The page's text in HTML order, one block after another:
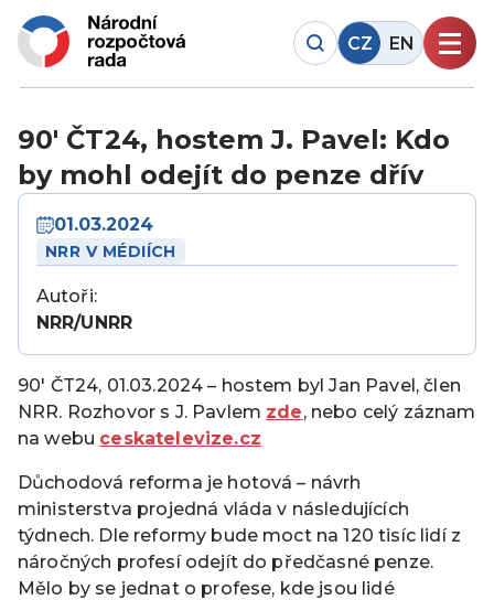
CZ EN
90′ ČT24, hostem J. Pavel: Kdo
by mohl odejít do penze dřív
01.03.2024
NRR V MÉDIÍCH
Autoři:
NRR/UNRR
90′ ČT24, 01.03.2024 – hostem byl Jan Pavel, člen
NRR. Rozhovor s J. Pavlem zde, nebo celý záznam
na webu ceskatelevize.cz
Důchodová reforma je hotová – návrh
ministerstva projedná vláda v následujících
týdnech. Dle reformy bude moct na 120 tisíc lidí z
náročných profesí odejít do předčasné penze.
Mělo by se jednat o profese, kde jsou lidé